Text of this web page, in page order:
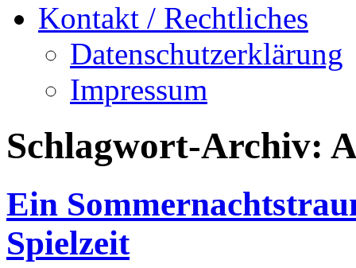
Kontakt / Rechtliches
Datenschutzerklärung
Impressum
Schlagwort-Archiv:
Ein
Spielzeit